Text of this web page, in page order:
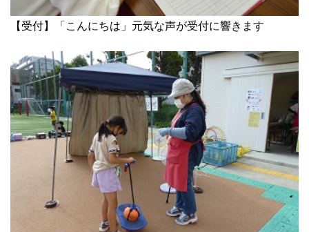
【受付】「こんにちは」元気な声が受付に響きます